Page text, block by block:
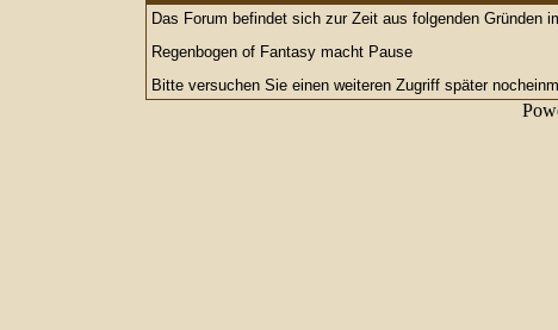
Das Forum befindet sich zur Zeit aus folgenden Gründen
Regenbogen of Fantasy macht Pause
Bitte versuchen Sie einen weiteren Zugriff später